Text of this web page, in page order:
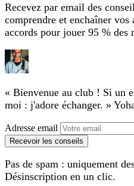
Recevez par email des
comprendre et enchaîner
accords pour jouer 95 % des
« Bienvenue au club ! Si un
moi : j'adore échanger. »
Adresse email
Recevoir les conseils
Pas de spam : uniquement
Désinscription en un clic.